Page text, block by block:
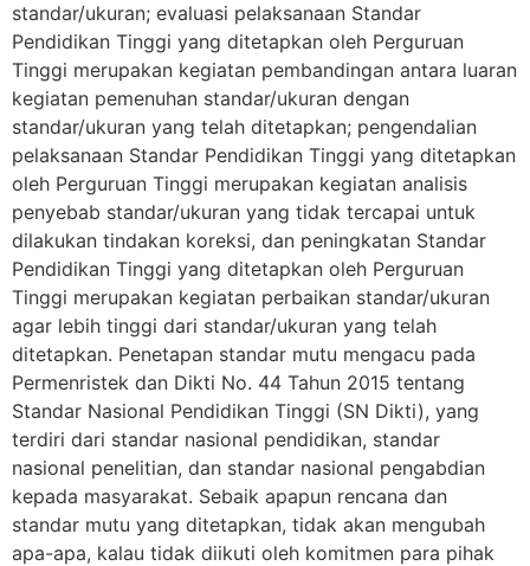
standar/ukuran; evaluasi pelaksanaan Standar
Pendidikan Tinggi yang ditetapkan oleh Perguruan
Tinggi merupakan kegiatan pembandingan antara luaran
kegiatan pemenuhan standar/ukuran dengan
standar/ukuran yang telah ditetapkan; pengendalian
pelaksanaan Standar Pendidikan Tinggi yang ditetapkan
oleh Perguruan Tinggi merupakan kegiatan analisis
penyebab standar/ukuran yang tidak tercapai untuk
dilakukan tindakan koreksi, dan peningkatan Standar
Pendidikan Tinggi yang ditetapkan oleh Perguruan
Tinggi merupakan kegiatan perbaikan standar/ukuran
agar lebih tinggi dari standar/ukuran yang telah
ditetapkan. Penetapan standar mutu mengacu pada
Permenristek dan Dikti No. 44 Tahun 2015 tentang
Standar Nasional Pendidikan Tinggi (SN Dikti), yang
terdiri dari standar nasional pendidikan, standar
nasional penelitian, dan standar nasional pengabdian
kepada masyarakat. Sebaik apapun rencana dan
standar mutu yang ditetapkan, tidak akan mengubah
apa-apa, kalau tidak diikuti oleh komitmen para pihak